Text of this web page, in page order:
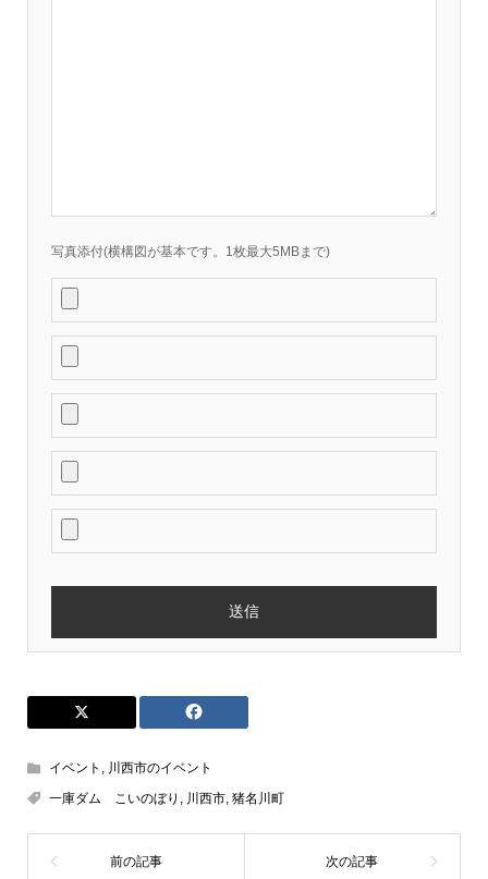
写真添付(横構図が基本です。1枚最大5MBまで)
イベント
川西市のイベント
一庫ダム こいのぼり
川西市, 猪名川町